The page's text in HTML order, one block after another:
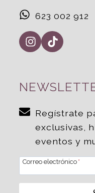
623 002 912
Regístrate
exclusivas,
eventos y
Correo electrónico *